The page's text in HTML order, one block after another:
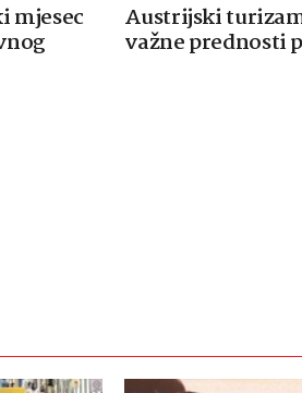
mjesec Austrijski
važne prednosti